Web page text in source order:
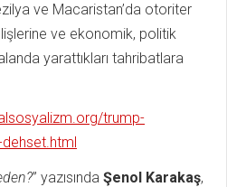
ve Macaristan’da otoriter
ve ekonomik, politik
yarattıkları tahribatlara
trump-
” yazısında Şenol Karakaş,